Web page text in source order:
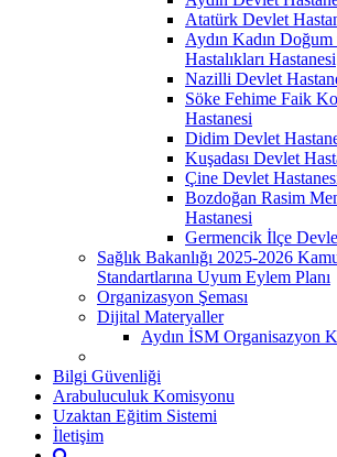
Atatürk Devlet
Aydın Kadın
Hastalıkları Hastanesi
Nazilli Devlet
Söke Fehime Faik
Hastanesi
Didim Devlet
Kuşadası Devlet
Çine Devlet
Bozdoğan Rasim
Hastanesi
Germencik İlçe
Sağlık Bakanlığı 2025-2026
Standartlarına Uyum Eylem Planı
Organizasyon Şeması
Dijital Materyaller
Aydın İSM Organisazyon
Bilgi Güvenliği
Arabuluculuk Komisyonu
Uzaktan Eğitim Sistemi
İletişim